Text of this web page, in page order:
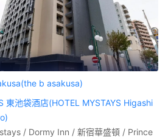
b asakusa)
東池袋酒店(HOTEL MYSTAYS Higashi
/ Dormy Inn / 新宿華盛頓 / Prince